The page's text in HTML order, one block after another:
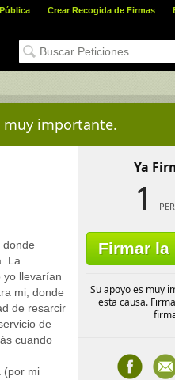
Crear Recogida de Firmas
muy importante.
donde
La
yo llevarían
mi, donde
de resarcir
de
cuando
(por mi
Ya
1
Firmar
Su apoyo es muy
esta causa.